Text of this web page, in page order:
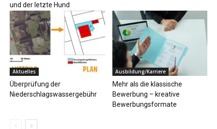
und der letzte Hund
Aktuelles
Überprüfung der
Niederschlagswassergebühr
Ausbildung/Karriere
Mehr als die klassische
Bewerbung – kreative
Bewerbungsformate